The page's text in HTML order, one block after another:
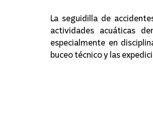
La seguidilla de
actividades acuáticas
especialmente en
buceo técnico y las